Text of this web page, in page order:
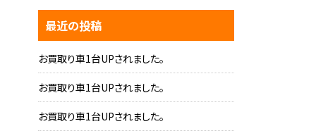
最近の投稿
お買取り車1台UPされました。
お買取り車1台UPされました。
お買取り車1台UPされました。